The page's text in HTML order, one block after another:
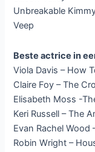
Unbreakable
Veep
Beste actrice in
Viola Davis – How
Claire Foy – The
Elisabeth Moss -
Keri Russell – The
Evan Rachel Wood
Robin Wright –